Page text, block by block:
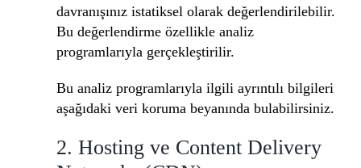
davranışınız istatiksel olarak değerlendirilebilir.
Bu değerlendirme özellikle analiz
programlarıyla gerçekleştirilir.
Bu analiz programlarıyla ilgili ayrıntılı bilgileri
aşağıdaki veri koruma beyanında bulabilirsiniz.
2. Hosting ve Content Delivery